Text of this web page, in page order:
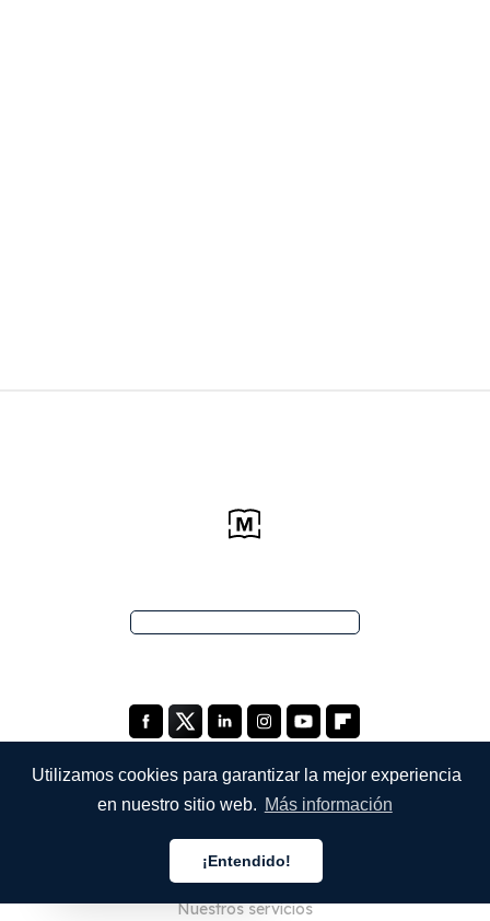
Utilizamos cookies para garantizar la mejor experiencia
en nuestro sitio web. Más información
¡Entendido!
Quiénes somos
Nuestros servicios
Español